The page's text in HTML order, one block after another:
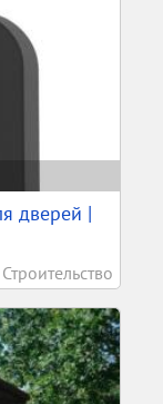
дверей |
Строительство